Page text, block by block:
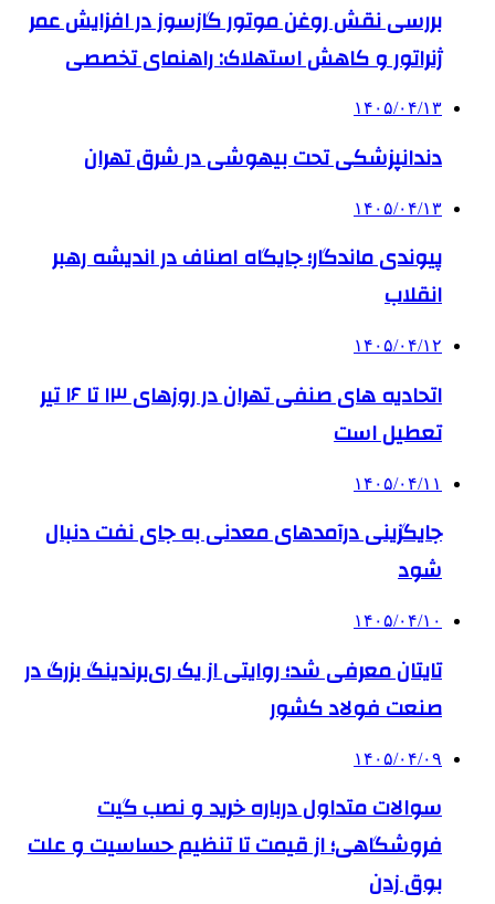
بررسی نقش روغن موتور گازسوز در افزایش عمر
ژنراتور و کاهش استهلاک: راهنمای تخصصی
۱۴۰۵/۰۴/۱۳
دندانپزشکی تحت بیهوشی در شرق تهران
۱۴۰۵/۰۴/۱۳
پیوندی ماندگار؛ جایگاه اصناف در اندیشه رهبر
انقلاب
۱۴۰۵/۰۴/۱۲
اتحادیه های صنفی تهران در روزهای ۱۳ تا ۱۶ تیر
تعطیل است
۱۴۰۵/۰۴/۱۱
جایگزینی درآمدهای معدنی به جای نفت دنبال
شود
۱۴۰۵/۰۴/۱۰
تایتان معرفی شد؛ روایتی از یک ری‌برندینگ بزرگ در
صنعت فولاد کشور
۱۴۰۵/۰۴/۰۹
سوالات متداول درباره خرید و نصب گیت
فروشگاهی؛ از قیمت تا تنظیم حساسیت و علت
بوق زدن